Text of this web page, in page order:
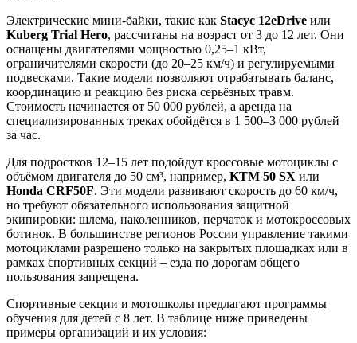
Электрические мини-байки, такие как Stacyc 12eDrive или
Kuberg Trial Hero, рассчитаны на возраст от 3 до 12 лет. Они
оснащены двигателями мощностью 0,25–1 кВт,
ограничителями скорости (до 20–25 км/ч) и регулируемыми
подвесками. Такие модели позволяют отрабатывать баланс,
координацию и реакцию без риска серьёзных травм.
Стоимость начинается от 50 000 рублей, а аренда на
специализированных треках обойдётся в 1 500–3 000 рублей
за час.
Для подростков 12–15 лет подойдут кроссовые мотоциклы с
объёмом двигателя до 50 см³, например, KTM 50 SX или
Honda CRF50F. Эти модели развивают скорость до 60 км/ч,
но требуют обязательного использования защитной
экипировки: шлема, наколенников, перчаток и мотокроссовых
ботинок. В большинстве регионов России управление такими
мотоциклами разрешено только на закрытых площадках или в
рамках спортивных секций – езда по дорогам общего
пользования запрещена.
Спортивные секции и мотошколы предлагают программы
обучения для детей с 8 лет. В таблице ниже приведены
примеры организаций и их условия: